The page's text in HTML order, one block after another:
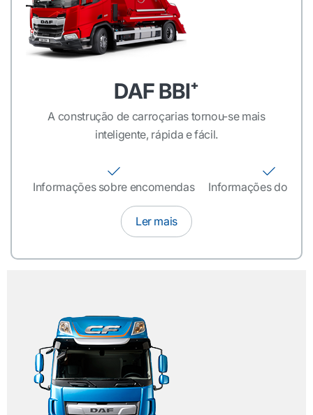
DAF BBI⁺
A construção de carroçarias tornou-se mais
inteligente, rápida e fácil.
Informações sobre encomendas Informações do
Ler mais